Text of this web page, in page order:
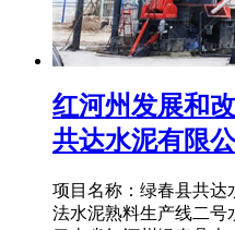
红河州发展和
共达水泥有限
项目名称：绿春县共达
法水泥熟料生产线二号